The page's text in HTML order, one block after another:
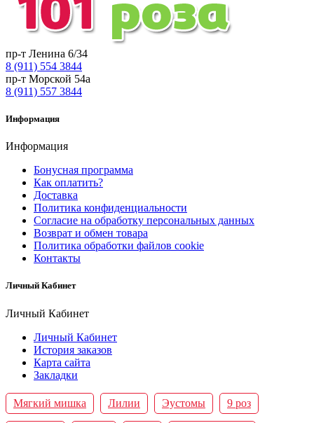
пр-т Ленина 6/34
8 (911) 554 3844
пр-т Морской 54а
8 (911) 557 3844
Информация
Информация
Бонусная программа
Как оплатить?
Доставка
Политика конфиденциальности
Согласие на обработку персональных данных
Возврат и обмен товара
Политика обработки файлов cookie
Контакты
Личный Кабинет
Личный Кабинет
Личный Кабинет
История заказов
Карта сайта
Закладки
Мягкий мишка Лилии Эустомы 9 роз